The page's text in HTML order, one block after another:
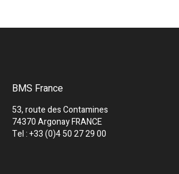
BMS France
53, route des Contamines
74370 Argonay FRANCE
Tel : +33 (0)4 50 27 29 00